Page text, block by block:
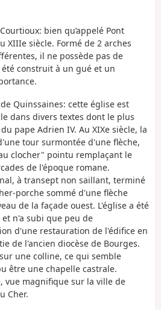
bien qu’appelé Pont
XIIIe siècle. Formé de 2 arches
il ne possède pas de
construit à un gué et un
Quinssaines: cette église est
dans divers textes dont le plus
pape Adrien IV. Au XIXe siècle, la
tour surmontée d'une flèche,
clocher" pointu remplaçant le
de l'époque romane.
à transept non saillant, terminé
porche sommé d'une flèche
de la façade ouest. L'église a été
n'a subi que peu de
d'une restauration de l'édifice en
de l'ancien diocèse de Bourges.
une colline, ce qui semble
être une chapelle castrale.
vue magnifique sur la ville de
Cher.